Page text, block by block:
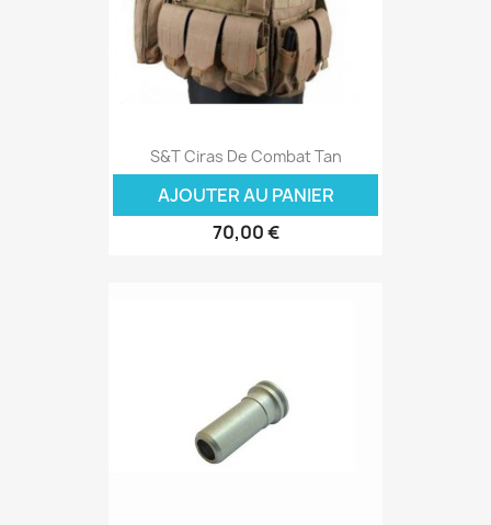
S&T Ciras De Combat Tan
AJOUTER AU PANIER
70,00 €